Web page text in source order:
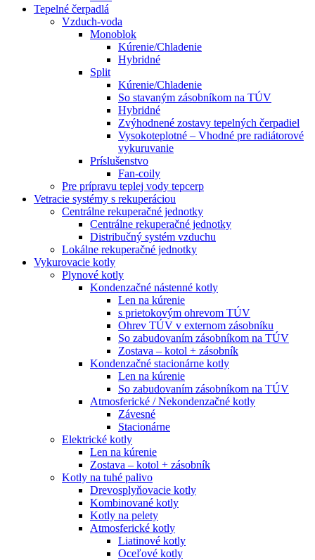
Tepelné čerpadlá
Vzduch-voda
Monoblok
Kúrenie/Chladenie
Hybridné
Split
Kúrenie/Chladenie
So stavaným zásobníkom na TÚV
Hybridné
Zvýhodnené zostavy tepelných čerpadiel
Vysokoteplotné – Vhodné pre radiátorové
vykuruvanie
Príslušenstvo
Fan-coily
Pre prípravu teplej vody tepcerp
Vetracie systémy s rekuperáciou
Centrálne rekuperačné jednotky
Centrálne rekuperačné jednotky
Distribučný systém vzduchu
Lokálne rekuperačné jednotky
Vykurovacie kotly
Plynové kotly
Kondenzačné nástenné kotly
Len na kúrenie
s prietokovým ohrevom TÚV
Ohrev TÚV v externom zásobníku
So zabudovaním zásobníkom na TÚV
Zostava – kotol + zásobník
Kondenzačné stacionárne kotly
Len na kúrenie
So zabudovaním zásobníkom na TÚV
Atmosferické / Nekondenzačné kotly
Závesné
Stacionárne
Elektrické kotly
Len na kúrenie
Zostava – kotol + zásobník
Kotly na tuhé palivo
Drevosplyňovacie kotly
Kombinované kotly
Kotly na pelety
Atmosferické kotly
Liatinové kotly
Oceľové kotly